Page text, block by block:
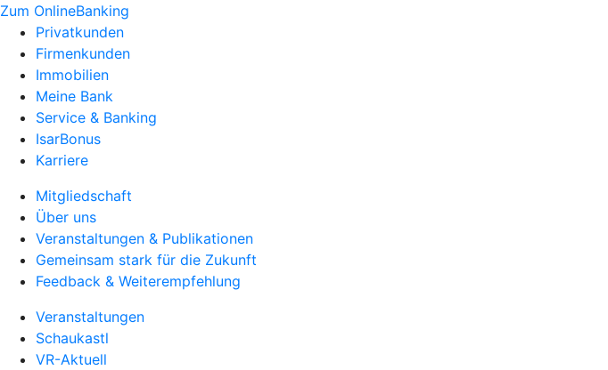
Zum OnlineBanking
Privatkunden
Firmenkunden
Immobilien
Meine Bank
Service & Banking
IsarBonus
Karriere
Mitgliedschaft
Über uns
Veranstaltungen & Publikationen
Gemeinsam stark für die Zukunft
Feedback & Weiterempfehlung
Veranstaltungen
Schaukastl
VR-Aktuell